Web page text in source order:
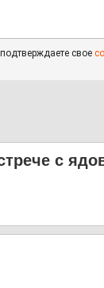
свое
с